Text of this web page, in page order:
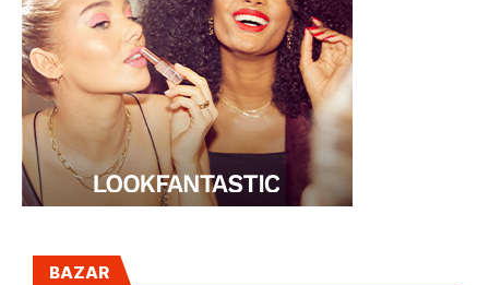
BAZAR